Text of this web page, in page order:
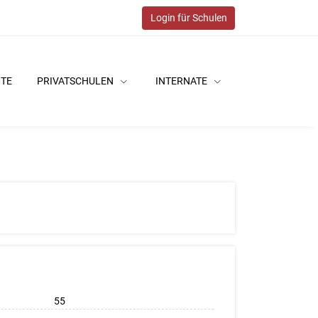
Login für Schulen
PRIVATSCHULEN INTERNATE
55